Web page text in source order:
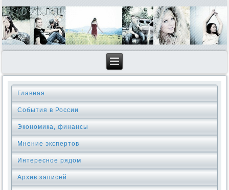
Главная
События в России
Экономика, финансы
Мнение экспертов
Интересное рядом
Архив записей